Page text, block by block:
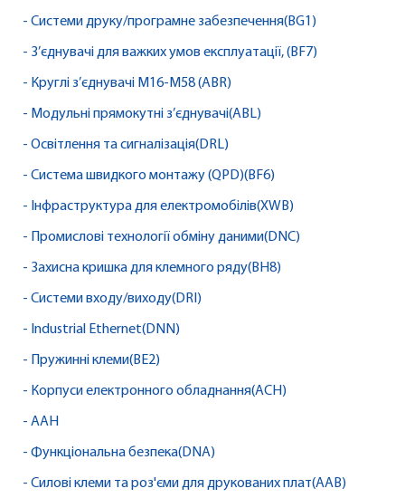
- Системи друку/програмне забезпечення(BG1)
- З’єднувачі для важких умов експлуатації, (BF7)
- Круглі з’єднувачі M16-M58 (ABR)
- Модульні прямокутні з’єднувачі(ABL)
- Освітлення та сигналізація(DRL)
- Система швидкого монтажу (QPD)(BF6)
- Інфраструктура для електромобілів(XWB)
- Промислові технології обміну даними(DNC)
- Захисна кришка для клемного ряду(BH8)
- Системи входу/виходу(DRI)
- Industrial Ethernet(DNN)
- Пружинні клеми(BE2)
- Корпуси електронного обладнання(ACH)
- AAH
- Функціональна безпека(DNA)
- Силові клеми та роз'єми для друкованих плат(AAB)